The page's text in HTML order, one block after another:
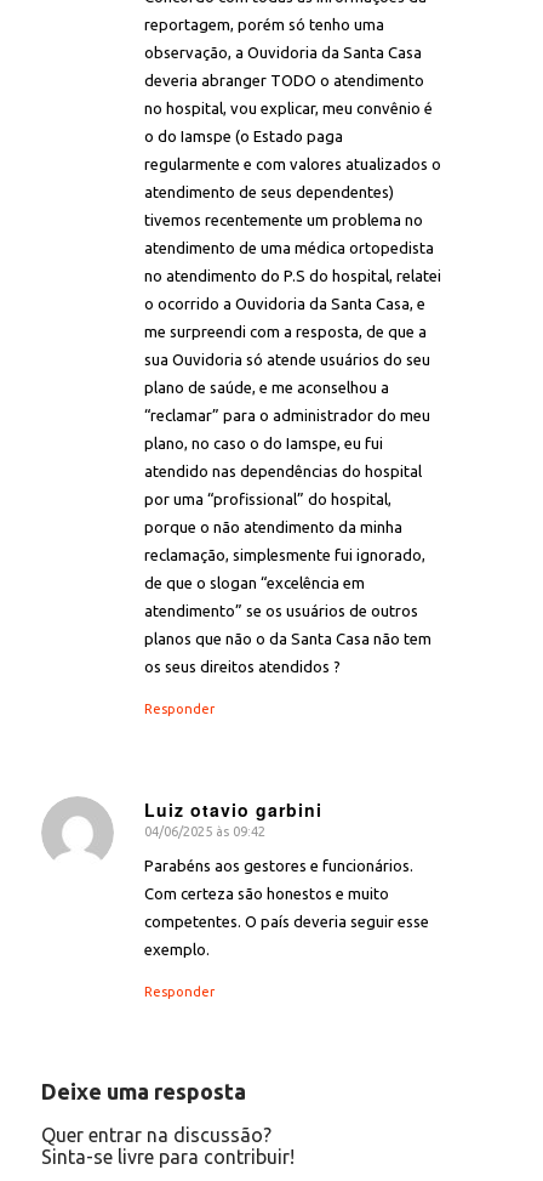
reportagem, porém só tenho uma
observação, a Ouvidoria da Santa Casa
deveria abranger TODO o atendimento
no hospital, vou explicar, meu convênio é
o do Iamspe (o Estado paga
regularmente e com valores atualizados o
atendimento de seus dependentes)
tivemos recentemente um problema no
atendimento de uma médica ortopedista
no atendimento do P.S do hospital, relatei
o ocorrido a Ouvidoria da Santa Casa, e
me surpreendi com a resposta, de que a
sua Ouvidoria só atende usuários do seu
plano de saúde, e me aconselhou a
“reclamar” para o administrador do meu
plano, no caso o do Iamspe, eu fui
atendido nas dependências do hospital
por uma “profissional” do hospital,
porque o não atendimento da minha
reclamação, simplesmente fui ignorado,
de que o slogan “excelência em
atendimento” se os usuários de outros
planos que não o da Santa Casa não tem
os seus direitos atendidos ?
Responder
Luiz otavio garbini
diz:
04/06/2025 às 09:42
Parabéns aos gestores e funcionários.
Com certeza são honestos e muito
competentes. O país deveria seguir esse
exemplo.
Responder
Deixe uma resposta
Quer entrar na discussão?
Sinta-se livre para contribuir!